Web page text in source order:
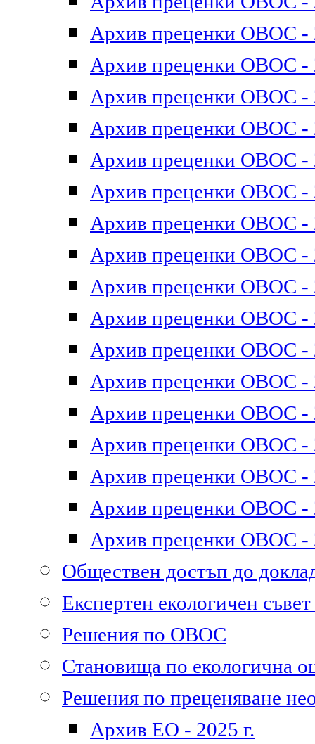
Архив преценки ОВОС -
Архив преценки ОВОС -
Архив преценки ОВОС -
Архив преценки ОВОС -
Архив преценки ОВОС -
Архив преценки ОВОС -
Архив преценки ОВОС -
Архив преценки ОВОС -
Архив преценки ОВОС -
Архив преценки ОВОС -
Архив преценки ОВОС -
Архив преценки ОВОС -
Архив преценки ОВОС -
Архив преценки ОВОС -
Архив преценки ОВОС -
Архив преценки ОВОС -
Архив преценки ОВОС -
Обществен достъп до
Експертен екологичен
Решения по ОВОС
Становища по екологична
Решения по преценяване
Архив ЕО - 2025 г.